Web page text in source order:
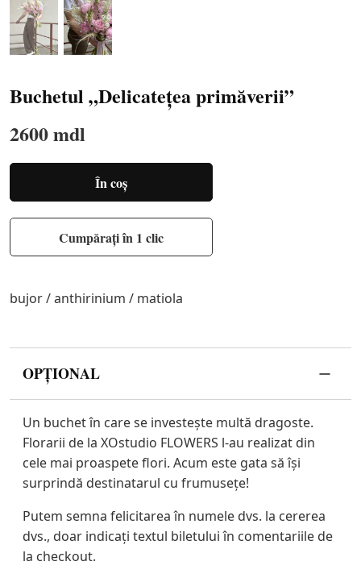
Buchetul „Delicatețea primăverii”
2600 mdl
În coș
Cumpărați în 1 clic
bujor / anthirinium / matiola
OPȚIONAL
Un buchet în care se investește multă dragoste.
Florarii de la XOstudio FLOWERS l-au realizat din
cele mai proaspete flori. Acum este gata să își
surprindă destinatarul cu frumusețe!
Putem semna felicitarea în numele dvs. la cererea
dvs., doar indicați textul biletului în comentariile de
la checkout.